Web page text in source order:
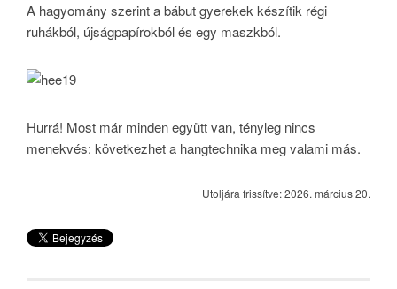
A hagyomány szerint a bábut gyerekek készítik régi
ruhákból, újságpapírokból és egy maszkból.
Hurrá! Most már minden együtt van, tényleg nincs
menekvés: következhet a hangtechnika meg valami más.
Utoljára frissítve: 2026. március 20.